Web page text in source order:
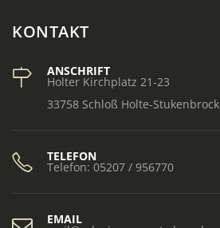
KONTAKT
ANSCHRIFT
Holter Kirchplatz 21-23
33758 Schloß Holte-Stukenbrock
TELEFON
Telefon: 05207 / 956770
EMAIL